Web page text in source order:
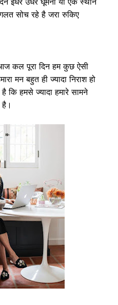
सोच रहे है जरा रुकिए
कल पूरा दिन हम कुछ ऐसी
मन बहुत ही ज्यादा निराश हो
कि हमसे ज्यादा हमारे सामने